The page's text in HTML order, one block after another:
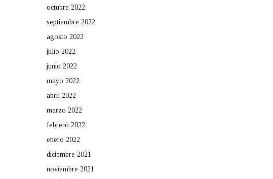
octubre 2022
septiembre 2022
agosto 2022
julio 2022
junio 2022
mayo 2022
abril 2022
marzo 2022
febrero 2022
enero 2022
diciembre 2021
noviembre 2021